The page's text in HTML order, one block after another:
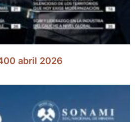
abril 2026